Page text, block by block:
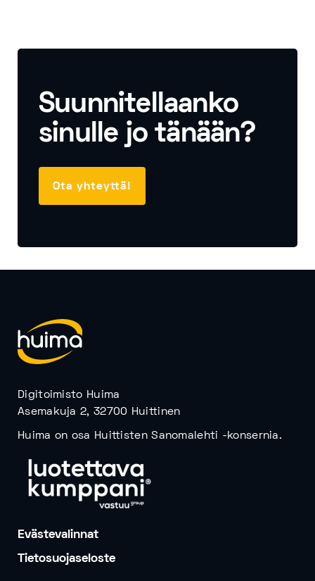
Suunnitellaanko
sinulle jo tänään?
Ota yhteyttä!
Digitoimisto Huima
Asemakuja 2, 32700 Huittinen
Huima on osa Huittisten Sanomalehti -konsernia.
Evästevalinnat
Tietosuojaseloste